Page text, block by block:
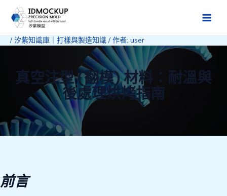
要
Main
/ 汐紫知識庫｜打樣與製造知識/ 作者: user
真空注型 (翻模) 材料：耐溫與
後處理烘烤指南
前言